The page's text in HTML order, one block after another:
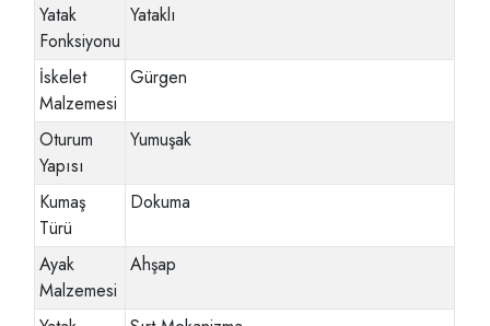
Yatak
Fonksiyonu
Yataklı
İskelet
Malzemesi
Gürgen
Oturum
Yapısı
Yumuşak
Kumaş
Türü
Dokuma
Ayak
Malzemesi
Ahşap